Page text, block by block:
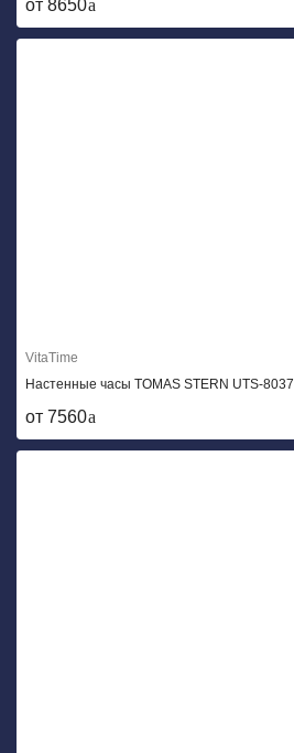
от 8650
VitaTime
Настенные часы TOMAS STERN UTS-8037
от 7560